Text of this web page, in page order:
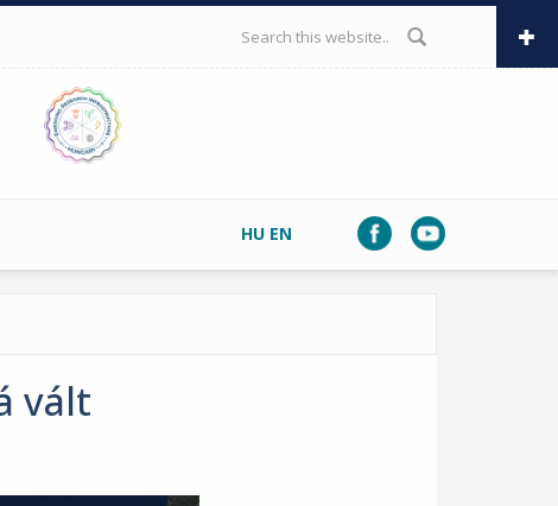
SEARCH FORM
HU EN
vált